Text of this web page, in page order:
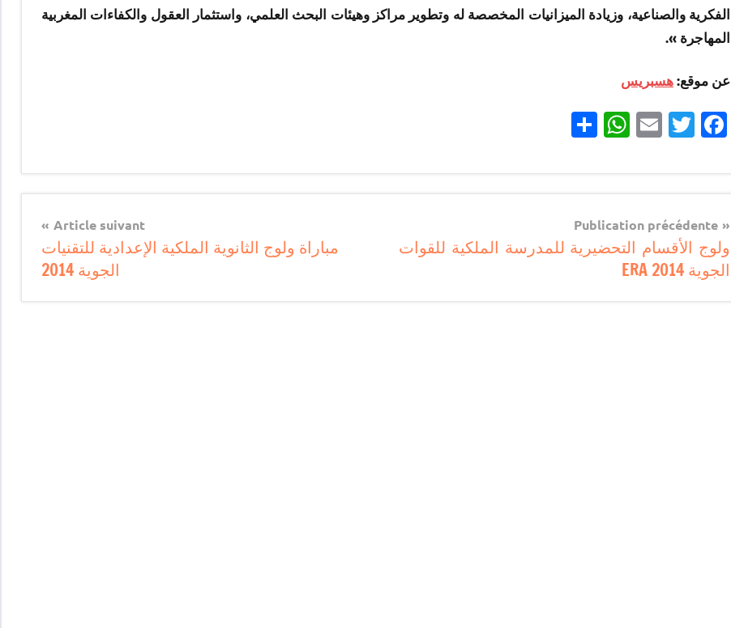
الفكرية والصناعية، وزيادة الميزانيات المخصصة له وتطوير مراكز وهيئات البحث العلمي، واستثمار العقول والكفاءات المغربية
المهاجرة ».
عن موقع:هسبريس
Facebook
Twitter
Email
WhatsApp
Navigation
de
l’article
Publication précédente
ولوج الأقسام التحضيرية للمدرسة الملكية للقوات
الجوية ERA 2014
Article suivant
مباراة ولوج الثانوية الملكية الإعدادية للتقنيات
الجوية 2014